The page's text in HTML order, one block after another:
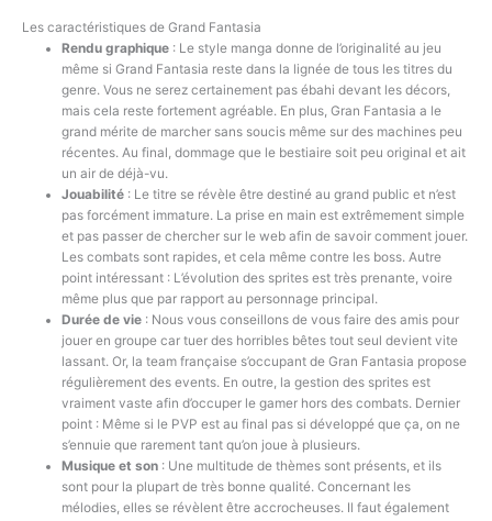
Les caractéristiques de Grand Fantasia
Rendu graphique: Le style manga donne de l’originalité au jeu
même si Grand Fantasia reste dans la lignée de tous les titres du
genre. Vous ne serez certainement pas ébahi devant les décors,
mais cela reste fortement agréable. En plus, Gran Fantasia a le
grand mérite de marcher sans soucis même sur des machines peu
récentes. Au final, dommage que le bestiaire soit peu original et ait
un air de déjà-vu.
Jouabilité : Le titre se révèle être destiné au grand public et n’est
pas forcément immature. La prise en main est extrêmement simple
et pas passer de chercher sur le web afin de savoir comment jouer.
Les combats sont rapides, et cela même contre les boss. Autre
point intéressant : L’évolution des sprites est très prenante, voire
même plus que par rapport au personnage principal.
Durée de vie: Nous vous conseillons de vous faire des amis pour
jouer en groupe car tuer des horribles bêtes tout seul devient vite
lassant. Or, la team française s’occupant de Gran Fantasia propose
régulièrement des events. En outre, la gestion des sprites est
vraiment vaste afin d’occuper le gamer hors des combats. Dernier
point : Même si le PVP est au final pas si développé que ça, on ne
s’ennuie que rarement tant qu’on joue à plusieurs.
Musique et son: Une multitude de thèmes sont présents, et ils
sont pour la plupart de très bonne qualité. Concernant les
mélodies, elles se révèlent être accrocheuses. Il faut également